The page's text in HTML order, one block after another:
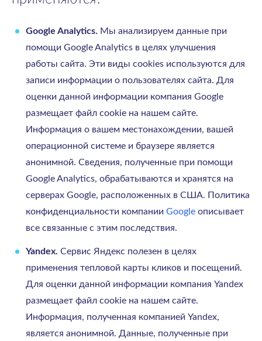
Google Analytics. Мы анализируем данные при
помощи Google Analytics в целях улучшения
работы сайта. Эти виды cookies используются для
записи информации о пользователях сайта. Для
оценки данной информации компания Google
размещает файл cookie на нашем сайте.
Информация о вашем местонахождении, вашей
операционной системе и браузере является
анонимной. Cведения, полученные при помощи
Google Analytics, обрабатываются и хранятся на
серверах Google, расположенных в США. Политика
конфиденциальности компанииGoogle описывает
все связанные с этим последствия.
Yandex. Сервис Яндекс полезен в целях
применения тепловой карты кликов и посещений.
Для оценки данной информации компания Yandex
размещает файл cookie на нашем сайте.
Информация, полученная компанией Yandex,
является анонимной. Данные, полученные при